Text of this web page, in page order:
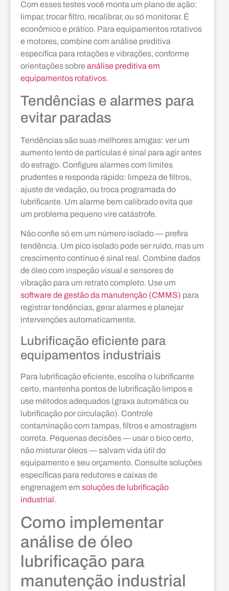
Com esses testes você monta um plano de ação:
limpar, trocar filtro, recalibrar, ou só monitorar. É
econômico e prático. Para equipamentos rotativos
e motores, combine com análise preditiva
específica para rotações e vibrações, conforme
orientações sobre análise preditiva em
equipamentos rotativos.
Tendências e alarmes para
evitar paradas
Tendências são suas melhores amigas: ver um
aumento lento de partículas é sinal para agir antes
do estrago. Configure alarmes com limites
prudentes e responda rápido: limpeza de filtros,
ajuste de vedação, ou troca programada do
lubrificante. Um alarme bem calibrado evita que
um problema pequeno vire catástrofe.
Não confie só em um número isolado — prefira
tendência. Um pico isolado pode ser ruído, mas um
crescimento contínuo é sinal real. Combine dados
de óleo com inspeção visual e sensores de
vibração para um retrato completo. Use um
software de gestão da manutenção (CMMS) para
registrar tendências, gerar alarmes e planejar
intervenções automaticamente.
Lubrificação eficiente para
equipamentos industriais
Para lubrificação eficiente, escolha o lubrificante
certo, mantenha pontos de lubrificação limpos e
use métodos adequados (graxa automática ou
lubrificação por circulação). Controle
contaminação com tampas, filtros e amostragem
correta. Pequenas decisões — usar o bico certo,
não misturar óleos — salvam vida útil do
equipamento e seu orçamento. Consulte soluções
específicas para redutores e caixas de
engrenagem em soluções de lubrificação
industrial.
Como implementar
análise de óleo
lubrificação para
manutenção industrial